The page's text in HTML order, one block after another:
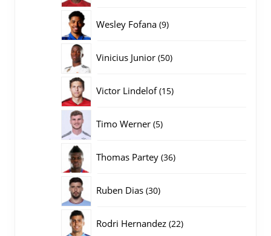
Wesley Fofana 99
Vinicius Junior 5050
Victor Lindelof 1515
Timo Werner 55
Thomas Partey 3636
Ruben Dias 3030
Rodri Hernandez 2222